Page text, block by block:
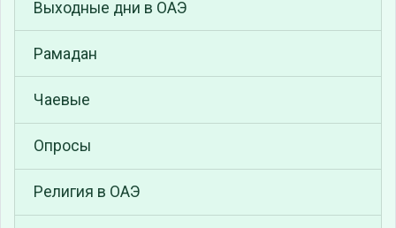
Выходные дни в ОАЭ
Рамадан
Чаевые
Опросы
Религия в ОАЭ